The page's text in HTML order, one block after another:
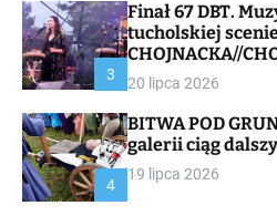
3
Finał 67 DBT. Muzyczne anioły na
tucholskiej
CHOJNACKA//
20 lipca 2026
4
BITWA POD
galerii ciąg dalszy
19 lipca 2026